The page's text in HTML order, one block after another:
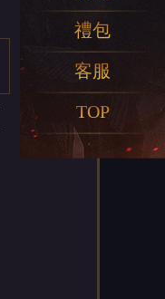
禮包
客服
TOP